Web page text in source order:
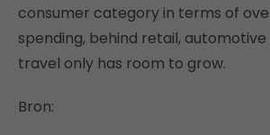
consumer category in terms of
spending, behind retail, automotive
travel only has room to grow.
Bron: